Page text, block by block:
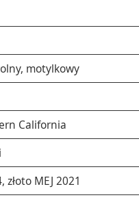
motylkowy
California
MEJ 2021